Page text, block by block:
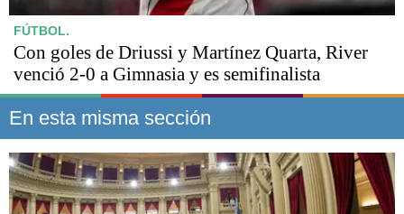
FÚTBOL.
Con goles de Driussi y Martínez Quarta, River
venció 2-0 a Gimnasia y es semifinalista
En esta misma sección